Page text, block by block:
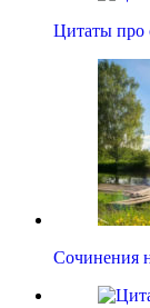
Цитаты про
Сочинения